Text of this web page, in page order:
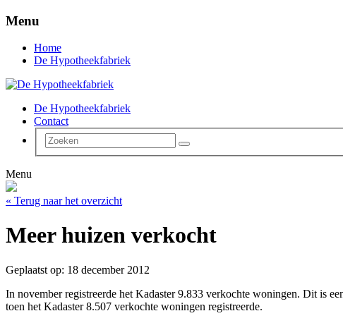
Menu
Home
De Hypotheekfabriek
De Hypotheekfabriek
Contact
Menu
« Terug naar het overzicht
Meer huizen verkocht
Geplaatst op: 18 december 2012
In november registreerde het Kadaster 9.833 verkochte woningen. Dit is
toen het Kadaster 8.507 verkochte woningen registreerde.